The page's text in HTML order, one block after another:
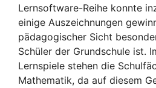
Lernsoftware-Reihe konnte
einige Auszeichnungen
pädagogischer Sicht
Schüler der Grundschule ist.
Lernspiele stehen die
Mathematik, da auf diesem